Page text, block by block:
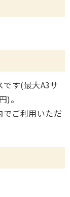
です(最大A3サ
)。
ご利用いただ